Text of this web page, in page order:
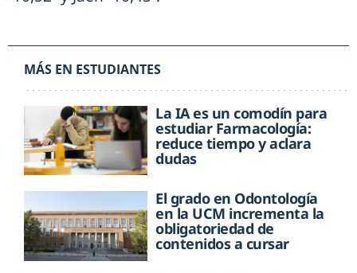
MÁS EN ESTUDIANTES
La IA es un comodín para
estudiar Farmacología:
reduce tiempo y aclara
dudas
El grado en Odontología
en la UCM incrementa la
obligatoriedad de
contenidos a cursar